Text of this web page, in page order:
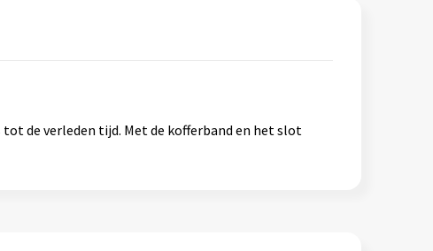
de verleden tijd. Met de kofferband en het slot